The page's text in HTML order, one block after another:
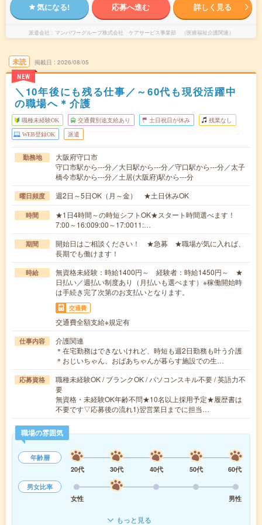
気になる! 応募へ進む 詳しく見る
派遣会社 マンパワーグループ株式会社 ケアサービス事業部 （医療福祉介護関連）
未読
NEW
掲載日 2026/08/05
＼10年後にも残る仕事／～60代も現役活躍中
の職場へ＊介護
職種未経験OK 交通費別途支給あり 土日祝日が休み 残業なし
WEB登録OK 派遣
勤務地
大阪府守口市
守口市駅から---分／大日駅から---分／守口駅から---分／太子
橋今市駅から---分／土居(大阪府)駅から---分
曜日頻度 週2日～5日OK（月～金） ★土日休みOK
時間
★1日4時間～の時短シフトOK★スタート時間選べます！
7:00～16:009:00～17:0011:…
期間
開始日はご相談ください！ ★急募 ★職場が気に入れば、
長期でも働けます！
時給
無資格未経験：時給1400円～ 経験者：時給1450円～ ★
日払い／週払い制度あり（月払いも選べます）※稼働開始時
は手続き完了次第のお支払いとなります。
交通費
交通費全額支給※規定有
仕事内容
介護関連
＊在宅勤務はできないけれど、時短も週2日勤務も叶う介護
＊おじいちゃん、おばあちゃんが暮らす施設での生…
応募資格
職種未経験OK / ブランクOK / パソコンスキル不要 / 英語力不
要
無資格・未経験OK年齢不問★10名以上採用予定★履歴書は
不要です▽応募後の流れ1)翌営業日までに担当…
職場の雰囲気
年齢層
20代
30代 40代 50代
60代
男女比率
女性
男性
もっと見る